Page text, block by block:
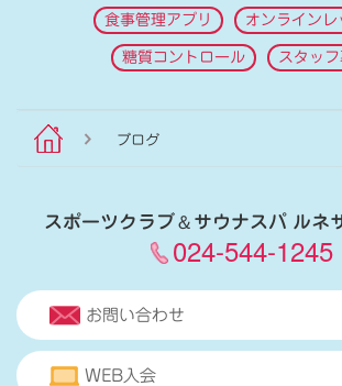
食事管理アプリ オンラインレ
糖質コントロール スタッ
ブログ
スポーツクラブ＆サウナスパ ルネ
024-544-1245
お問い合わせ
WEB入会